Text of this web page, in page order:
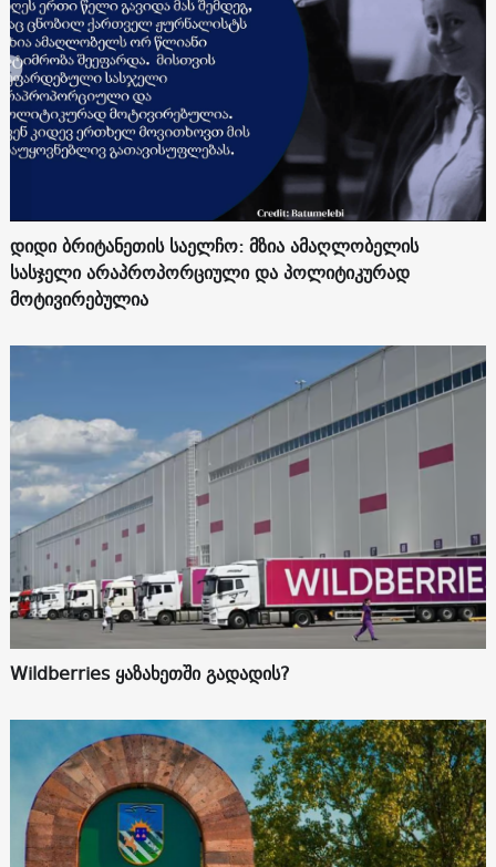
დიდი ბრიტანეთის საელჩო: მზია ამაღლობელის
სასჯელი არაპროპორციული და პოლიტიკურად
მოტივირებულია
Wildberries ყაზახეთში გადადის?